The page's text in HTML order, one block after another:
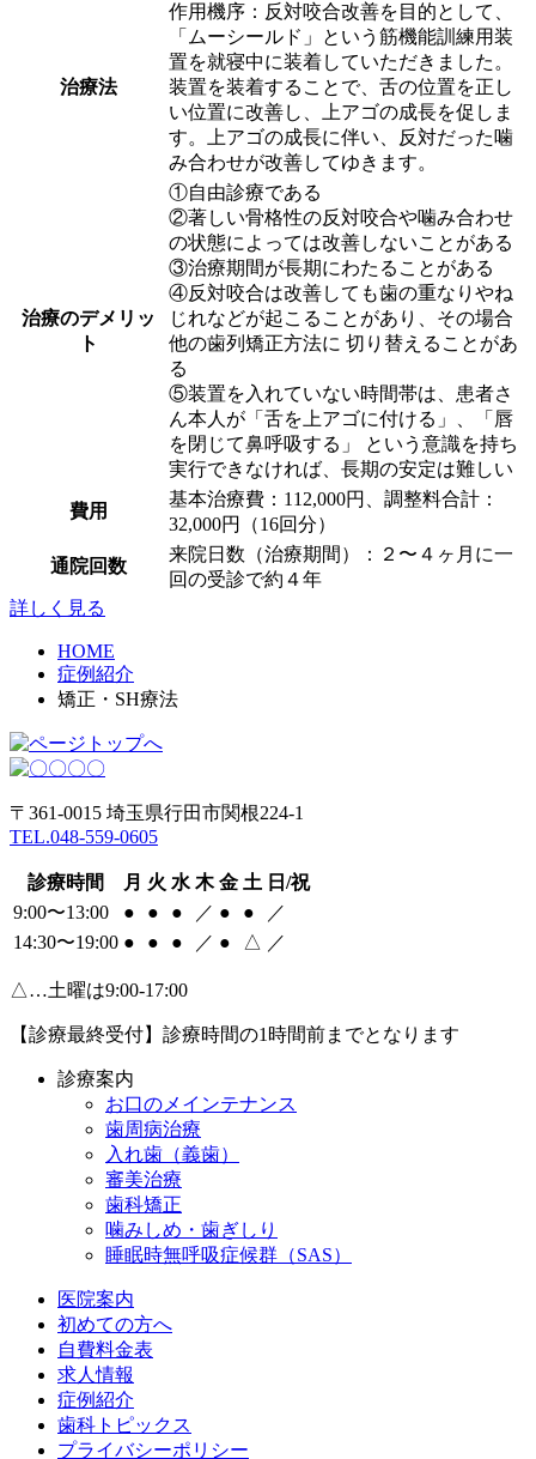
治療法
作用機序：反対咬合改善を目的として、
「ムーシールド」という筋機能訓練用装
置を就寝中に装着していただきました。
装置を装着することで、舌の位置を正し
い位置に改善し、上アゴの成長を促しま
す。上アゴの成長に伴い、反対だった噛
み合わせが改善してゆきます。
治療のデメリッ
ト
①自由診療である
②著しい骨格性の反対咬合や噛み合わせ
の状態によっては改善しないことがある
③治療期間が長期にわたることがある
④反対咬合は改善しても歯の重なりやね
じれなどが起こることがあり、その場合
他の歯列矯正方法に 切り替えることがあ
る
⑤装置を入れていない時間帯は、患者さ
ん本人が「舌を上アゴに付ける」、「唇
を閉じて鼻呼吸する」 という意識を持ち
実行できなければ、長期の安定は難しい
費用
基本治療費：112,000円、調整料合計：
32,000円（16回分）
通院回数
来院日数（治療期間）：２〜４ヶ月に一
回の受診で約４年
詳しく見る
HOME
症例紹介
矯正・SH療法
〒361-0015 埼玉県行田市関根224-1
TEL.048-559-0605
診療時間 月 火 水 木 金 土 日/祝
9:00〜13:00
● ● ● ／ ● ●
／
14:30〜19:00 ● ● ● ／ ● △ ／
△…土曜は9:00-17:00
【診療最終受付】診療時間の1時間前までとなります
診療案内
お口のメインテナンス
歯周病治療
入れ歯（義歯）
審美治療
歯科矯正
噛みしめ・歯ぎしり
睡眠時無呼吸症候群（SAS）
医院案内
初めての方へ
自費料金表
求人情報
症例紹介
歯科トピックス
プライバシーポリシー